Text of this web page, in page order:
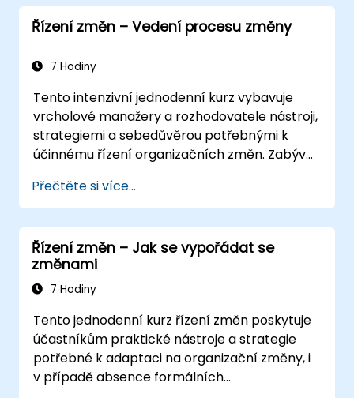
Řízení změn – Vedení procesu změny
7 Hodiny
Tento intenzivní jednodenní kurz vybavuje
vrcholové manažery a rozhodovatele nástroji,
strategiemi a sebedůvěrou potřebnými k
účinnému řízení organizačních změn. Zabývá
lidskou stránkou, aby účastníci dokázali
zvládnout odpor zaměstnanců, podpořit jejich
angažovanost a dosáhnout udržitelné
transformace. Kombinací teorie, reálných
případových studií a praktických cvičení
získají účastníci jasný plán k iniciaci, řízení a
Přečtěte si více...
Řízení změn – Jak se vypořádat se
změnami
7 Hodiny
Tento jednodenní kurz řízení změn poskytuje
účastníkům praktické nástroje a strategie
potřebné k adaptaci na organizační změny, i
v případě absence formálních